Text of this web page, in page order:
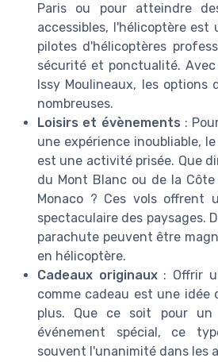
Paris ou pour atteindre
accessibles, l'hélicoptère est
pilotes d'hélicoptères
sécurité et ponctualité.
Issy Moulineaux, les options
nombreuses.
Loisirs et évènements :
une expérience inoubliable,
est une activité prisée. Que
du Mont Blanc ou de la
Monaco ? Ces vols offrent
spectaculaire des paysages.
parachute peuvent être
en hélicoptère.
Cadeaux originaux: Offrir
comme cadeau est une idée
plus. Que ce soit pour un
événement spécial, ce
souvent l'unanimité dans les